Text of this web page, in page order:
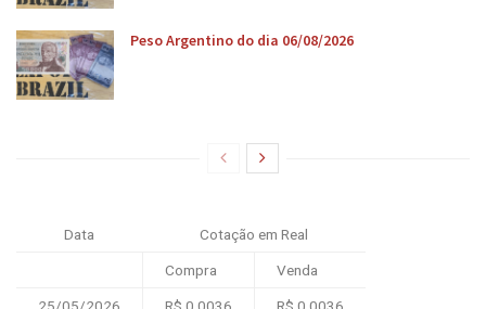
Peso Argentino do dia 06/08/2026
Data Cotação em Real
Compra Venda